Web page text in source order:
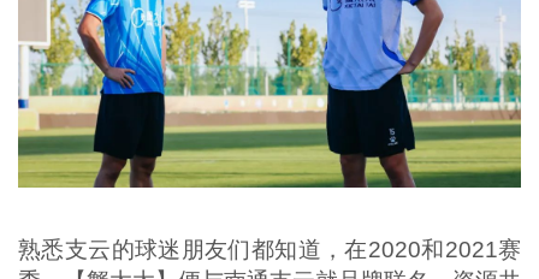
熟悉支云的球迷朋友们都知道，在2020和2021赛